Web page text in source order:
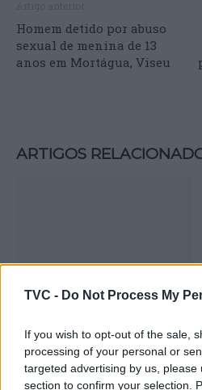
TVC - Do Not Process My
If you wish to opt-out of the sale,
processing of your personal or
targeted advertising by us, please
section to confirm your selection.
Homem detido por abuso
sexual de menina de 13
anos em Mortágua, Viseu
ARTIGOS
Deputados do PSD
Sinfónica da ARMAB
certame